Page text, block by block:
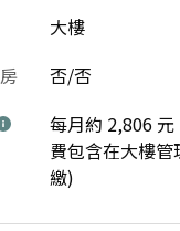
大樓
否/否
每月約 2,806
費包含在大樓管
繳)